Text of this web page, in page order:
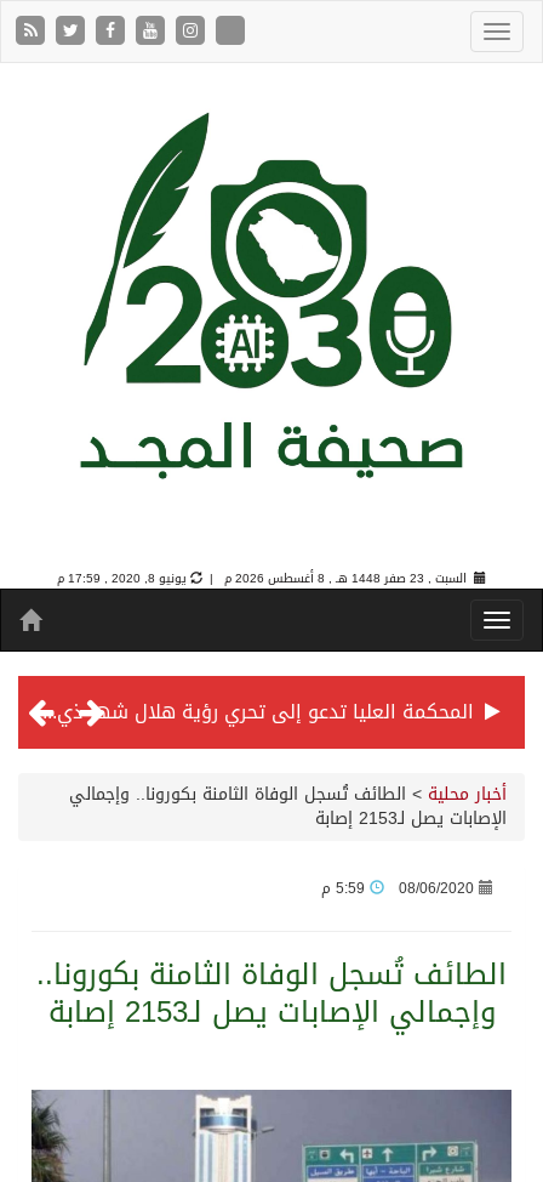
السبت , 23 صفر 1448 هـ , 8 أغسطس 2026 م | يونيو 8, 2020 , 17:59 م
المحكمة العليا تدعو إلى تحري رؤية هلال شهر ذي الحجة مساء يوم الأحد الثلاثين من شهر ذي القعدة -حسب تقويم أم القرى- التاسع والعشرين حسب قرار المحكمة العليا
إنفاذًا لتوجيهات خادم الحرمين الشريفين وسمو ولي العهد.. وصول التوأم الملتصق المغربي “سجى وضحى” إلى الرياض
سراة عبيدة ضمن المراكز الأفضل إعلاميا في أجاويد عسير والثاني في مسار الثقافة والتراث
أخبار محلية > الطائف تُسجل الوفاة الثامنة بكورونا.. وإجمالي
الإصابات يصل لـ2153 إصابة
08/06/2020
الطائف تُسجل الوفاة الثامنة بكورونا..
وإجمالي الإصابات يصل لـ2153 إصابة